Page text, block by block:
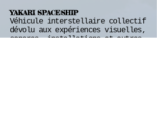
YAKARI SPACESHIP
Véhicule interstellaire collectif
dévolu aux expériences visuelles,
sonores, installations et autres